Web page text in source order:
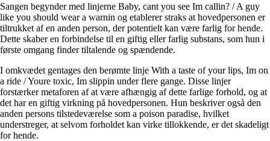
Sangen begynder med linjerne Baby, cant you see Im callin? / A guy
like you should wear a warnin og etablerer straks at hovedpersonen er
tiltrukket af en anden person, der potentielt kan være farlig for hende.
Dette skaber en forbindelse til en giftig eller farlig substans, som hun i
første omgang finder tiltalende og spændende.
I omkvædet gentages den berømte linje With a taste of your lips, Im on
a ride / Youre toxic, Im slippin under flere gange. Disse linjer
forstærker metaforen af at være afhængig af dette farlige forhold, og at
det har en giftig virkning på hovedpersonen. Hun beskriver også den
anden persons tilstedeværelse som a poison paradise, hvilket
understreger, at selvom forholdet kan virke tillokkende, er det skadeligt
for hende.